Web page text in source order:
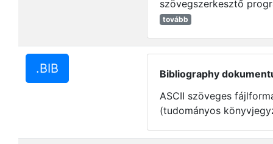
szövegszerkesztő
tovább
.BIB
Bibliography
ASCII szöveges
(tudományos